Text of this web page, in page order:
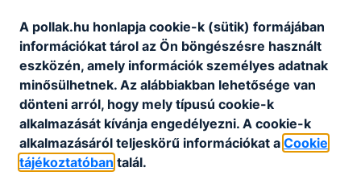
Az 5 éves
technikusi képzés
a Pollákban
A pollak.hu honlapja cookie-k (sütik) formájában
információkat tárol az Ön böngészésre használt
eszközén, amely információk személyes adatnak
minősülhetnek. Az alábbiakban lehetősége van
dönteni arról, hogy mely típusú cookie-k
alkalmazását kívánja engedélyezni. A cookie-k
alkalmazásáról teljeskörű információkat a Cookie
tájékoztatóban talál.